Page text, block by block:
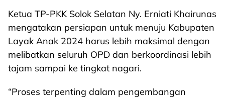
Ketua TP-PKK Solok Selatan Ny. Erniati Khairunas
mengatakan persiapan untuk menuju Kabupaten
Layak Anak 2024 harus lebih maksimal dengan
melibatkan seluruh OPD dan berkoordinasi lebih
tajam sampai ke tingkat nagari.
“Proses terpenting dalam pengembangan